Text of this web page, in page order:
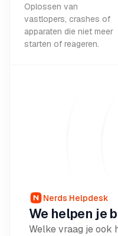
Oplossen van
vastlopers, crashes of
apparaten die niet meer
starten of reageren.
Nerds Helpdesk
We helpen je
Welke vraag je ook